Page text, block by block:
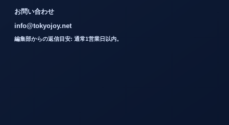
お問い合わせ
info@tokyojoy.net
編集部からの返信目安: 通常1営業日以内。